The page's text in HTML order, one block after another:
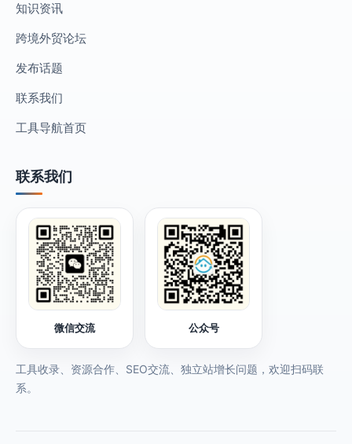
知识资讯
跨境外贸论坛
发布话题
联系我们
工具导航首页
联系我们
微信交流 公众号
工具收录、资源合作、SEO交流、独立站增长问题，欢迎扫码联
系。